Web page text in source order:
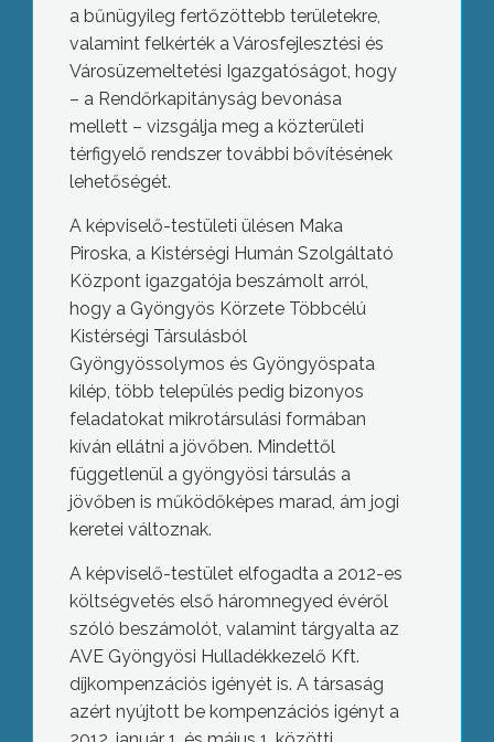
a bűnügyileg fertőzöttebb területekre,
valamint felkérték a Városfejlesztési és
Városüzemeltetési Igazgatóságot, hogy
– a Rendőrkapitányság bevonása
mellett – vizsgálja meg a közterületi
térfigyelő rendszer további bővítésének
lehetőségét.
A képviselő-testületi ülésen Maka
Piroska, a Kistérségi Humán Szolgáltató
Központ igazgatója beszámolt arról,
hogy a Gyöngyös Körzete Többcélú
Kistérségi Társulásból
Gyöngyössolymos és Gyöngyöspata
kilép, több település pedig bizonyos
feladatokat mikrotársulási formában
kíván ellátni a jövőben. Mindettől
függetlenül a gyöngyösi társulás a
jövőben is működőképes marad, ám jogi
keretei változnak.
A képviselő-testület elfogadta a 2012-es
költségvetés első háromnegyed évéről
szóló beszámolót, valamint tárgyalta az
AVE Gyöngyösi Hulladékkezelő Kft.
díjkompenzációs igényét is. A társaság
azért nyújtott be kompenzációs igényt a